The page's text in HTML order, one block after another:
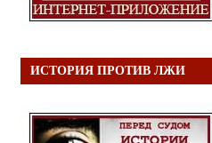
ИСТОРИЯ ПРОТИВ ЛЖИ